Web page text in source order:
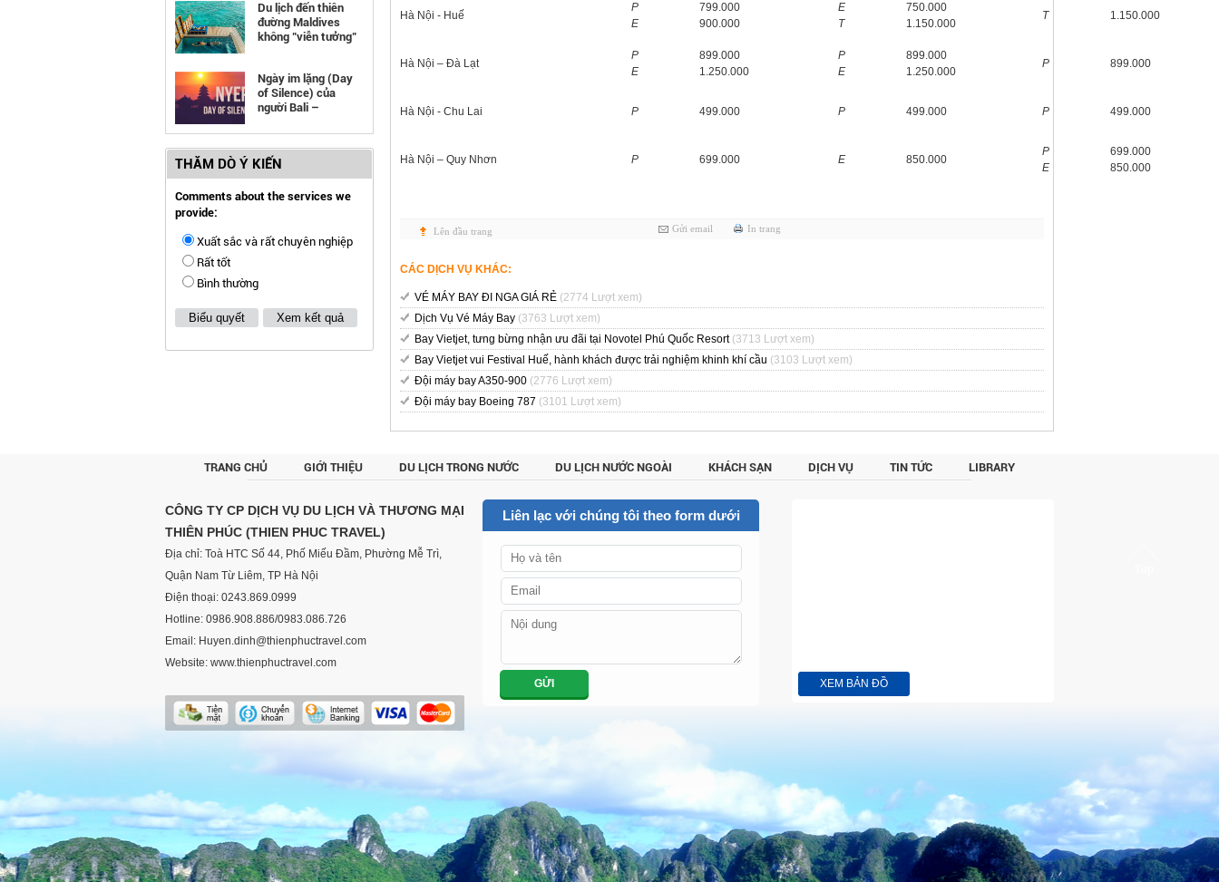
Du lịch đến thiên
đường Maldives
không "viễn tưởng"
Ngày im lặng (Day
of Silence) của
người Bali –
THĂM DÒ Ý KIẾN
Comments about the services we
provide:
Xuất sắc và rất chuyên nghiệp
Rất tốt
Bình thường
Biểu quyết Xem kết quả
Hà Nội - Huế
P
E
799.000
900.000
E
T
750.000
1.150.000
T 1.150.000
Hà Nội – Đà Lạt
P
E
899.000
1.250.000
P
E
899.000
1.250.000
P 899.000
Hà Nội - Chu Lai P 499.000 P 499.000 P 499.000
Hà Nội – Quy Nhơn P 699.000 E 850.000
P
E
699.000
850.000
Lên đầu trang Gửi email In trang
CÁC DỊCH VỤ KHÁC:
VÉ MÁY BAY ĐI NGA GIÁ RẺ (2774 Lượt xem)
Dịch Vụ Vé Máy Bay (3763 Lượt xem)
Bay Vietjet, tưng bừng nhận ưu đãi tại Novotel Phú Quốc Resort (3713 Lượt xem)
Bay Vietjet vui Festival Huế, hành khách được trải nghiệm khinh khí cầu (3103 Lượt xem)
Đội máy bay A350-900 (2776 Lượt xem)
Đội máy bay Boeing 787 (3101 Lượt xem)
TRANG CHỦ GIỚI THIỆU DU LỊCH TRONG NƯỚC DU LỊCH NƯỚC NGOÀI KHÁCH SẠN DỊCH VỤ TIN TỨC
LIBRARY
CÔNG TY CP DỊCH VỤ DU LỊCH VÀ THƯƠNG MẠI
THIÊN PHÚC (THIEN PHUC TRAVEL)
Địa chỉ: Toà HTC Số 44, Phố Miếu Đầm, Phường Mễ Trì,
Quận Nam Từ Liêm, TP Hà Nội
Điện thoại: 0243.869.0999
Hotline: 0986.908.886/0983.086.726
Email: Huyen.dinh@thienphuctravel.com
Website: www.thienphuctravel.com
Liên lạc với chúng tôi theo form dưới
GỬI XEM BẢN ĐỒ